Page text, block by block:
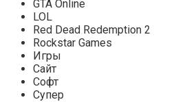
GTA Online
LOL
Red Dead Redemption 2
Rockstar Games
Игры
Сайт
Софт
Супер